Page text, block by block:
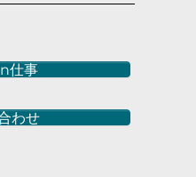
仕事
わせ